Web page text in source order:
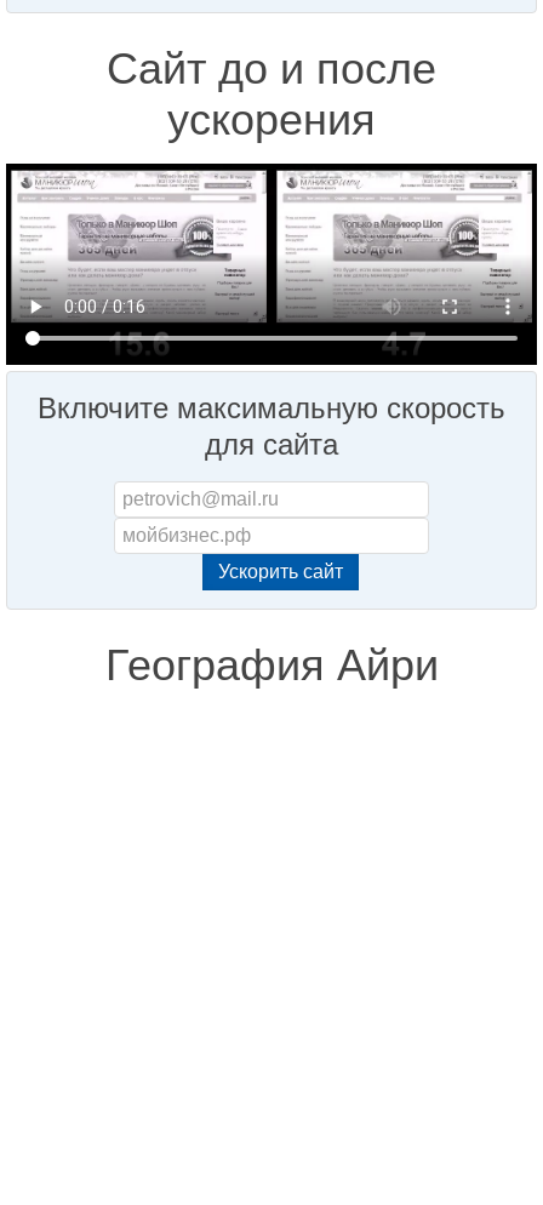
Сайт до и после
ускорения
Включите максимальную скорость
для сайта
География Айри